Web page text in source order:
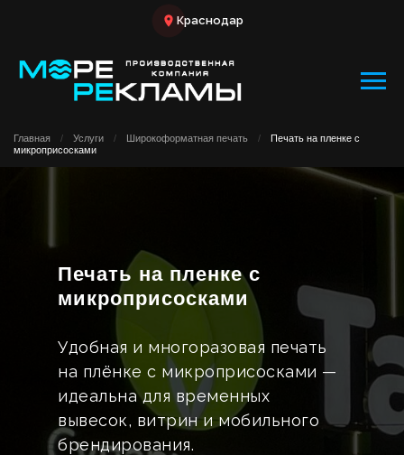
Краснодар
Главная / Услуги / Широкоформатная печать /
Печать на пленке с
микроприсосками
Печать на пленке с
микроприсосками
Удобная и многоразовая печать
на плёнке с микроприсосками —
идеальна для временных
вывесок, витрин и мобильного
брендирования.